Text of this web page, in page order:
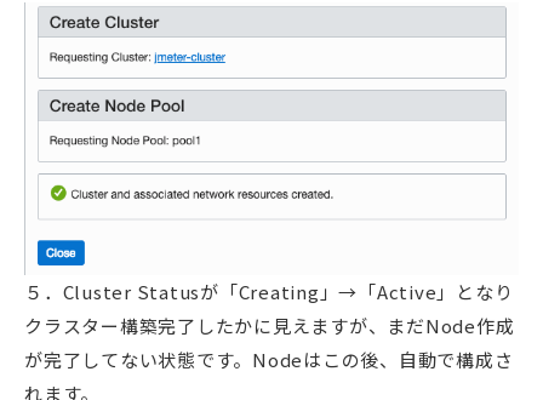
５．Cluster Statusが「Creating」→「Active」となり
クラスター構築完了したかに見えますが、まだNode作成
が完了してない状態です。Nodeはこの後、自動で構成さ
れます。